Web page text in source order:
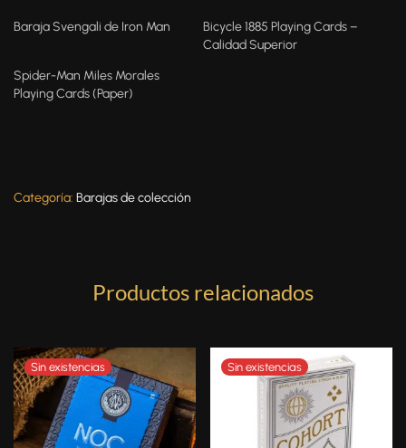
Baraja Svengali de Iron Man
Bicycle 1885 Playing Cards –
Calidad Superior
Spider-Man Miles Morales
Playing Cards (Paper)
Categoría: Barajas de colección
Productos relacionados